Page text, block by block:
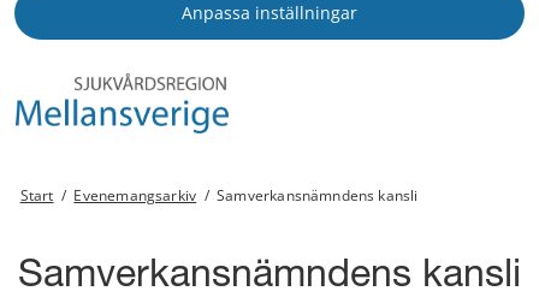
Anpassa inställningar
Start / Evenemangsarkiv / Samverkansnämndens kansli
Samverkansnämndens kansli